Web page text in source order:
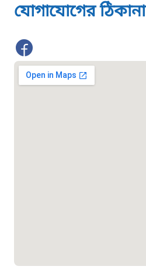
শিশু সহায়তা লাইন
১৬১০৯
যোগাযোগের ঠিকানা